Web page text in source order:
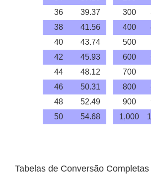
36
39.37
38
41.56
40
43.74
42
45.93
44
48.12
46
50.31
48
52.49
50
54.68
300
400
500
600
700
800
900
1,000
Tabelas de Conversão Completas